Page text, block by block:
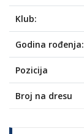
Klub:
Godina rođenja:
Pozicija
Broj na dresu